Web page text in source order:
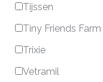
Tijssen
Tiny Friends Farm
Trixie
Vetramil